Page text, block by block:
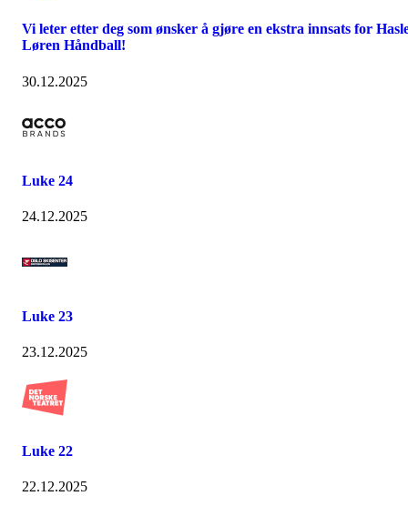
Vi leter etter deg som ønsker å gjøre en ekstra innsats for
Løren Håndball!
30.12.2025
Luke 24
24.12.2025
Luke 23
23.12.2025
Luke 22
22.12.2025